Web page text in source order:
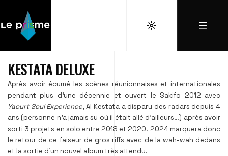
KESTATA DELUXE
Après avoir écumé les scènes réunionnaises et internationales
pendant plus d’une décennie et ouvert le Sakifo 2012 avec
Yaourt Soul Experience, Al Kestata a disparu des radars depuis 4
ans (personne n’a jamais su où il était allé d’ailleurs…) après avoir
sorti 3 projets en solo entre 2018 et 2020. 2024 marquera donc
le retour de ce faiseur de gros riffs avec de la wah-wah dedans
et la sortie d’un nouvel album très attendu.